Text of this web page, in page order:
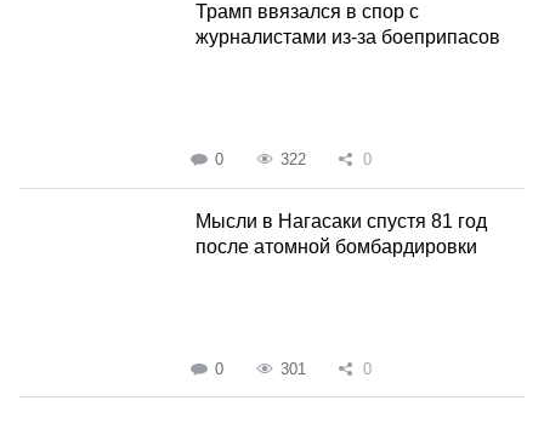
Трамп ввязался в спор с
журналистами из-за боеприпасов
0 322 0
Мысли в Нагасаки спустя 81 год
после атомной бомбардировки
0 301 0